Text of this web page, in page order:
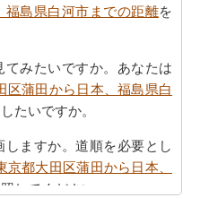
福島県白河市までの距離を
みたいですか。あなたは
区蒲田から日本、福島県白
たいですか。
ますか。道順を必要とし
京都大田区蒲田から日本、
してください。